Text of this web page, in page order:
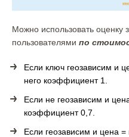
Можно использовать оценку
пользователями по
Если ключ геозависим и
него коэффициент 1.
Если не геозависим и
коэффициент 0,7.
Если геозависим и цена